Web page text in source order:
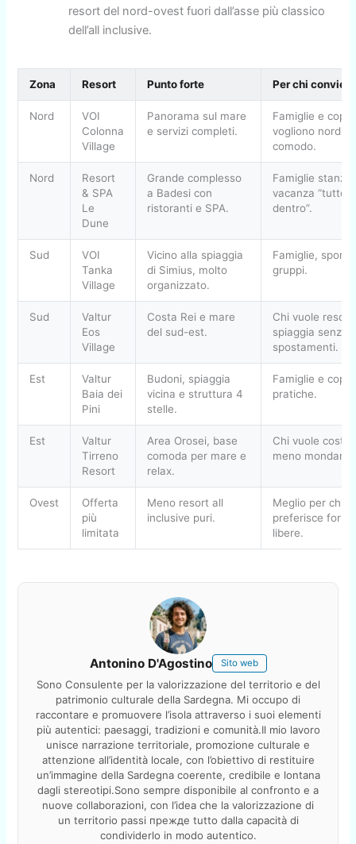
resort del nord-ovest fuori dall’asse più classico
dell’all inclusive.
Zona Resort Punto forte Per chi
Nord
VOI
Colonna
Village
Panorama sul mare
e servizi completi.
Famiglie e
vogliono nord-
comodo.
Nord
Resort
& SPA
Le
Dune
Grande complesso
a Badesi con
ristoranti e SPA.
Famiglie
vacanza “tutto
dentro”.
Sud
VOI
Tanka
Village
Vicino alla spiaggia
di Simius, molto
organizzato.
Famiglie,
gruppi.
Sud
Valtur
Eos
Village
Costa Rei e mare
del sud-est.
Chi vuole resort
spiaggia senza
spostamenti.
Est
Valtur
Baia dei
Pini
Budoni, spiaggia
vicina e struttura 4
stelle.
Famiglie e
pratiche.
Est
Valtur
Tirreno
Resort
Area Orosei, base
comoda per mare e
relax.
Chi vuole costa
meno mondana.
Ovest
Offerta
più
limitata
Meno resort all
inclusive puri.
Meglio per chi
preferisce
libere.
Antonino D'Agostino Sito web
Sono Consulente per la valorizzazione del territorio e del
patrimonio culturale della Sardegna. Mi occupo di
raccontare e promuovere l’isola attraverso i suoi elementi
più autentici: paesaggi, tradizioni e comunità.Il mio lavoro
unisce narrazione territoriale, promozione culturale e
attenzione all’identità locale, con l’obiettivo di restituire
un’immagine della Sardegna coerente, credibile e lontana
dagli stereotipi.Sono sempre disponibile al confronto e a
nuove collaborazioni, con l’idea che la valorizzazione di
un territorio passi прежде tutto dalla capacità di
condividerlo in modo autentico.